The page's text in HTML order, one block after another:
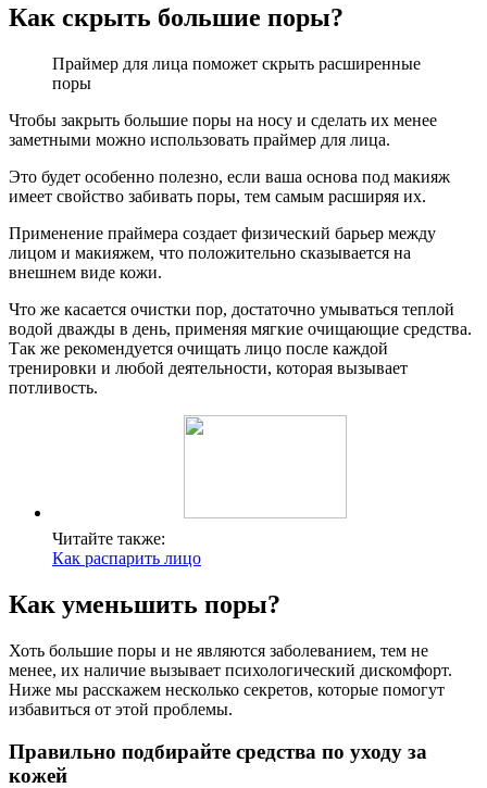
Как скрыть большие поры?
Праймер для лица поможет скрыть расширенные
поры
Чтобы закрыть большие поры на носу и сделать их менее
заметными можно использовать праймер для лица.
Это будет особенно полезно, если ваша основа под макияж
имеет свойство забивать поры, тем самым расширяя их.
Применение праймера создает физический барьер между
лицом и макияжем, что положительно сказывается на
внешнем виде кожи.
Что же касается очистки пор, достаточно умываться теплой
водой дважды в день, применяя мягкие очищающие средства.
Так же рекомендуется очищать лицо после каждой
тренировки и любой деятельности, которая вызывает
потливость.
Читайте также:
Как распарить лицо
Как уменьшить поры?
Хоть большие поры и не являются заболеванием, тем не
менее, их наличие вызывает психологический дискомфорт.
Ниже мы расскажем несколько секретов, которые помогут
избавиться от этой проблемы.
Правильно подбирайте средства по уходу за
кожей